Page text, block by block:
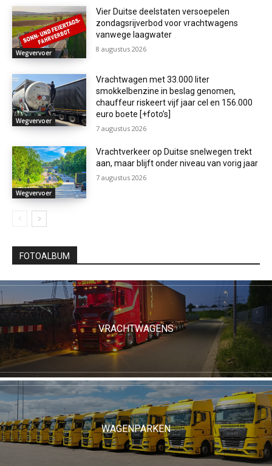
Wegvervoer
Vier Duitse deelstaten versoepelen
zondagsrijverbod voor vrachtwagens
vanwege laagwater
8 augustus 2026
Wegvervoer
Vrachtwagen met 33.000 liter
smokkelbenzine in beslag genomen,
chauffeur riskeert vijf jaar cel en 156.000
euro boete [+foto’s]
7 augustus 2026
Wegvervoer
Vrachtverkeer op Duitse snelwegen trekt
aan, maar blijft onder niveau van vorig jaar
7 augustus 2026
FOTOALBUM
VRACHTWAGENS
WAGENPARKEN